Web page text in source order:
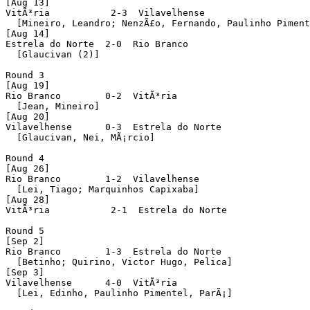
[Aug 13]
VitÃ³ria           2-3  Vilavelhense
[Mineiro, Leandro; NenzÃ£o, Fernando, Paulinho
[Aug 14]
Estrela do Norte  2-0  Rio Branco
  [Glaucivan (2)]
Round 3
[Aug 19]
Rio Branco        0-2  VitÃ³ria
  [Jean, Mineiro]
[Aug 20]
Vilavelhense      0-3  Estrela do Norte
  [Glaucivan, Nei, MÃ¡rcio]
Round 4
[Aug 26]
Rio Branco        1-2  Vilavelhense
  [Lei, Tiago; Marquinhos Capixaba]
[Aug 28]
VitÃ³ria           2-1  Estrela do Norte
Round 5
[Sep 2]
Rio Branco        1-3  Estrela do Norte
  [Betinho; Quirino, Victor Hugo, Pelica]
[Sep 3]
Vilavelhense      4-0  VitÃ³ria
  [Lei, Edinho, Paulinho Pimentel, ParÃ¡]